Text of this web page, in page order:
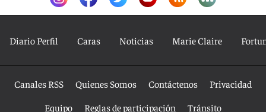
Diario Perfil Caras Noticias Marie Claire
Canales RSS Quienes Somos Contáctenos
Privacidad
Equipo
Reglas de participación Tránsito